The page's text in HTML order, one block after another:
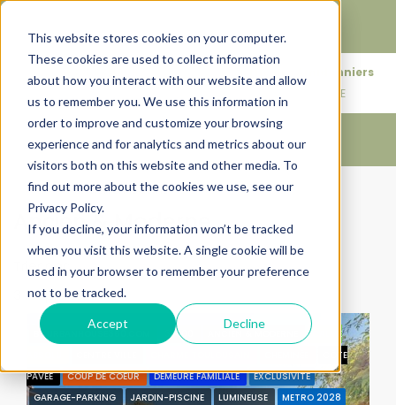
This website stores cookies on your computer.
These cookies are used to collect information
about how you interact with our website and allow
us to remember you. We use this information in
order to improve and customize your browsing
experience and for analytics and metrics about our
visitors both on this website and other media. To
find out more about the cookies we use, see our
Privacy Policy.
If you decline, your information won’t be tracked
when you visit this website. A single cookie will be
used in your browser to remember your preference
not to be tracked.
Accept Decline
patrimoine.
76 rue des Amidonniers
31000 TOULOUSE
Accueil Ancien & Moderne
Ancien & Moderne
3 Propriétés
Trier par: Ordre par défaut
BY URBANHOUSE360.COM 31400
CALME
CÔTE
PAVÉE
COUP DE COEUR DEMEURE FAMILIALE
EXCLUSIVITÉ
GARAGE-PARKING
JARDIN-PISCINE LUMINEUSE
METRO 2028